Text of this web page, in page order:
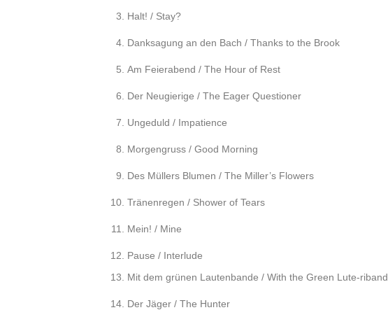
Halt! / Stay?
Danksagung an den Bach / Thanks to the Brook
Am Feierabend / The Hour of Rest
Der Neugierige / The Eager Questioner
Ungeduld / Impatience
Morgengruss / Good Morning
Des Müllers Blumen / The Miller’s Flowers
Tränenregen / Shower of Tears
Mein! / Mine
Pause / Interlude
Mit dem grünen Lautenbande / With the Green Lute-riband
Der Jäger / The Hunter